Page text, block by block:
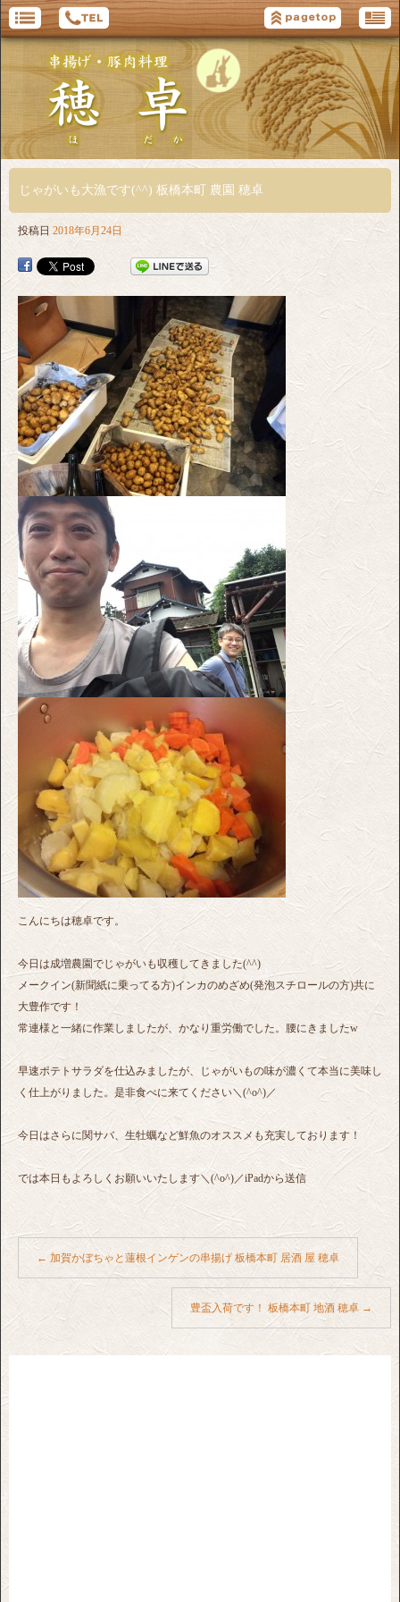
じゃがいも大漁です(^^) 板橋本町 農園 穂卓
投稿日 2018年6月24日
こんにちは穂卓です。
今日は成増農園でじゃがいも収穫してきました(^^)
メークイン(新聞紙に乗ってる方)インカのめざめ(発泡スチロールの方)共に
大豊作です！
常連様と一緒に作業しましたが、かなり重労働でした。腰にきましたw
早速ポテトサラダを仕込みましたが、じゃがいもの味が濃くて本当に美味し
く仕上がりました。是非食べに来てください＼(^o^)／
今日はさらに関サバ、生牡蠣など鮮魚のオススメも充実しております！
では本日もよろしくお願いいたします＼(^o^)／iPadから送信
← 加賀かぼちゃと蓮根インゲンの串揚げ 板橋本町 居酒 屋 穂卓
豊盃入荷です！ 板橋本町 地酒 穂卓 →